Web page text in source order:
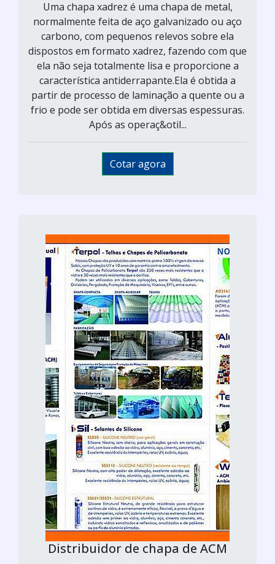
Uma chapa xadrez é uma chapa de metal,
normalmente feita de aço galvanizado ou aço
carbono, com pequenos relevos sobre ela
dispostos em formato xadrez, fazendo com que
ela não seja totalmente lisa e proporcione a
característica antiderrapante.Ela é obtida a
partir de processo de laminação a quente ou a
frio e pode ser obtida em diversas espessuras.
Após as operaç&otil...
Cotar agora
Distribuidor de chapa de ACM